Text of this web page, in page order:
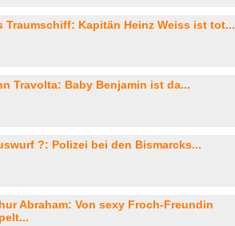
Traumschiff: Kapitän Heinz Weiss ist tot...
Travolta: Baby Benjamin ist da...
?: Polizei bei den Bismarcks...
Abraham: Von sexy Froch-Freundin